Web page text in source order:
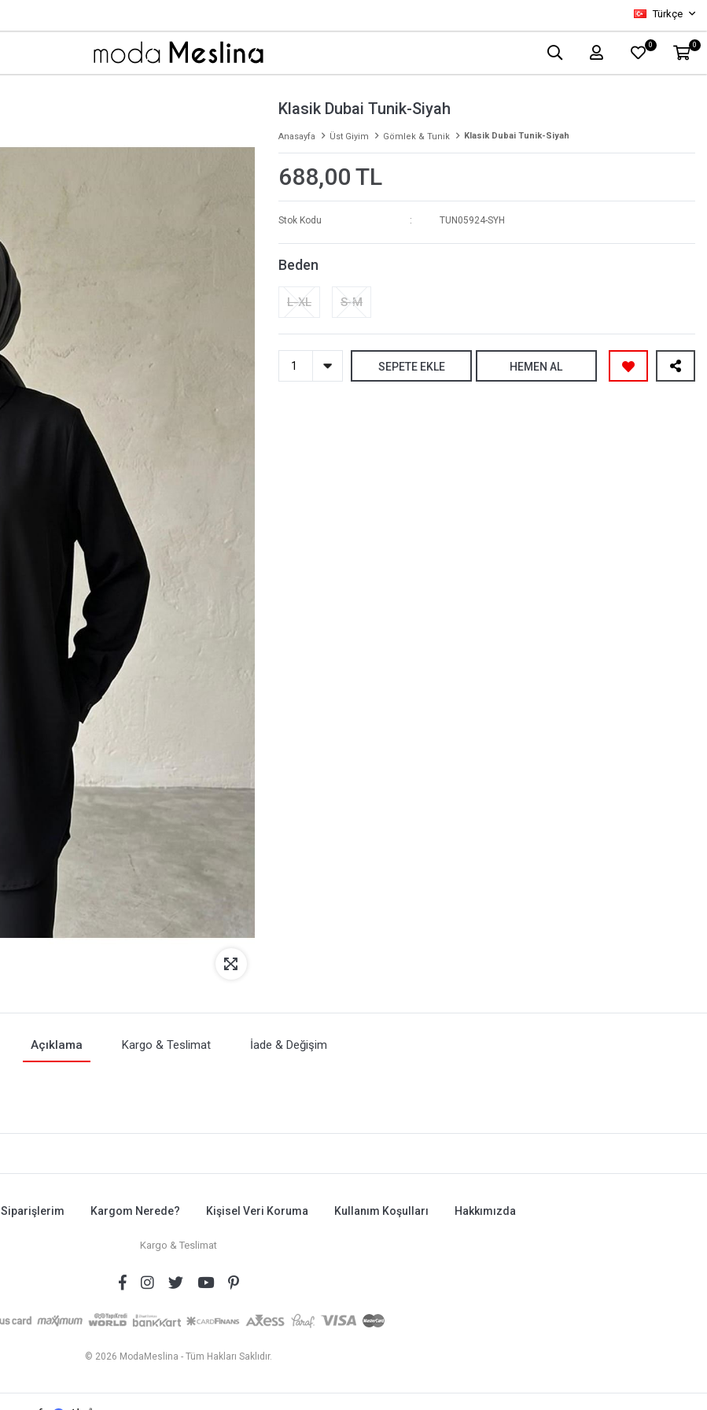
Türkçe
0 0
Klasik Dubai Tunik-Siyah
Anasayfa Üst Giyim Gömlek & Tunik Klasik Dubai Tunik-Siyah
688,00 TL
Stok Kodu TUN05924-SYH
Beden
L-XL S-M
SEPETE EKLE HEMEN AL
Açıklama Kargo & Teslimat İade & Değişim
Siparişlerim Kargom Nerede? Kişisel Veri Koruma Kullanım Koşulları Hakkımızda
Kargo & Teslimat
© 2026 ModaMeslina - Tüm Hakları Saklıdır.